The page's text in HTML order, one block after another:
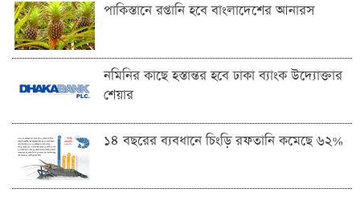
পাকিস্তানে রপ্তানি হবে বাংলাদেশের আনারস
নমিনির কাছে হস্তান্তর হবে ঢাকা ব্যাংক উদ্যোক্তার
শেয়ার
১৪ বছরের ব্যবধানে চিংড়ি রফতানি কমেছে ৬২%